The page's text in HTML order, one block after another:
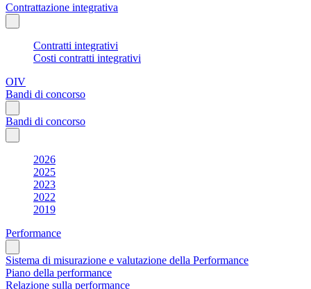
Contrattazione integrativa
Contratti integrativi
Costi contratti integrativi
OIV
Bandi di concorso
Bandi di concorso
2026
2025
2023
2022
2019
Performance
Sistema di misurazione e valutazione della Performance
Piano della performance
Relazione sulla performance